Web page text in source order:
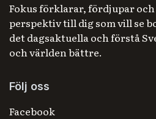
Fokus förklarar, fördjupar och
perspektiv till dig som vill se
det dagsaktuella och förstå
och världen bättre.
Följ oss
Facebook